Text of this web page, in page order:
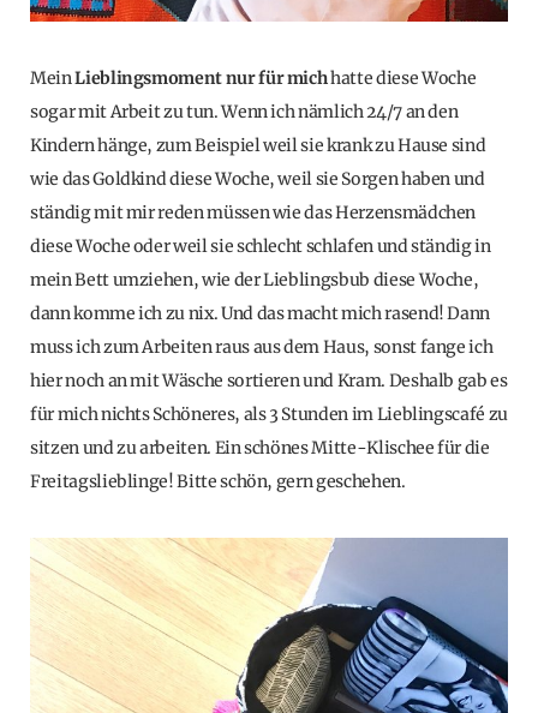
MeinLieblingsmoment nur für michhatte diese Woche
sogar mit Arbeit zu tun. Wenn ich nämlich 24/7 an den
Kindern hänge, zum Beispiel weil sie krank zu Hause sind
wie das Goldkind diese Woche, weil sie Sorgen haben und
ständig mit mir reden müssen wie das Herzensmädchen
diese Woche oder weil sie schlecht schlafen und ständig in
mein Bett umziehen, wie der Lieblingsbub diese Woche,
dann komme ich zu nix. Und das macht mich rasend! Dann
muss ich zum Arbeiten raus aus dem Haus, sonst fange ich
hier noch an mit Wäsche sortieren und Kram. Deshalb gab es
für mich nichts Schöneres, als 3 Stunden im Lieblingscafé zu
sitzen und zu arbeiten. Ein schönes Mitte-Klischee für die
Freitagslieblinge! Bitte schön, gern geschehen.